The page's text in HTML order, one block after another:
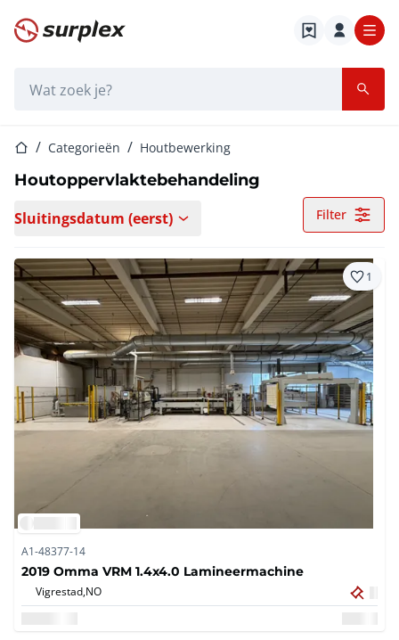
Startpagina
StartpaginaCategorieën Houtbewerking
Houtoppervlaktebehandeling
Sluitingsdatum (eerst) Filter
1
A1-48377-14
2019 Omma VRM 1.4x4.0 Lamineermachine
Vigrestad,NO